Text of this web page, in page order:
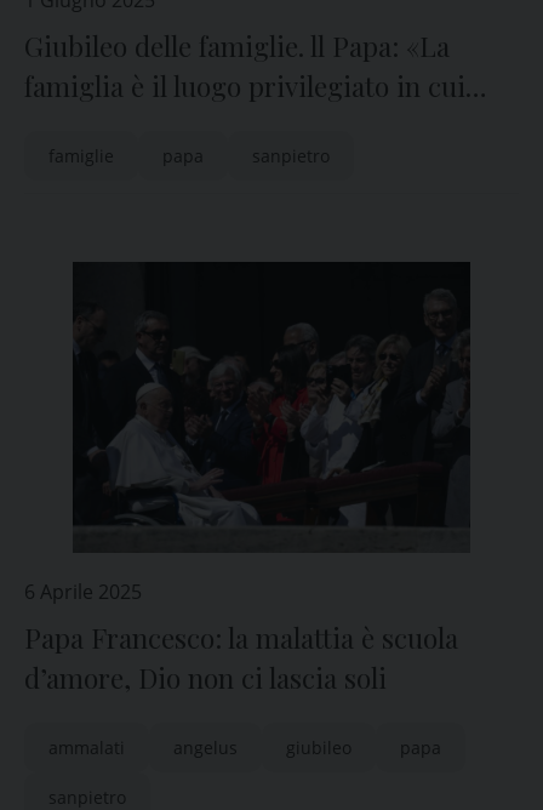
Giubileo delle famiglie. ll Papa: «La
famiglia è il luogo privilegiato in cui
famiglie papa sanpietro
6 Aprile 2025
Papa Francesco: la malattia è scuola
d’amore, Dio non ci lascia soli
ammalati angelus giubileo papa
sanpietro